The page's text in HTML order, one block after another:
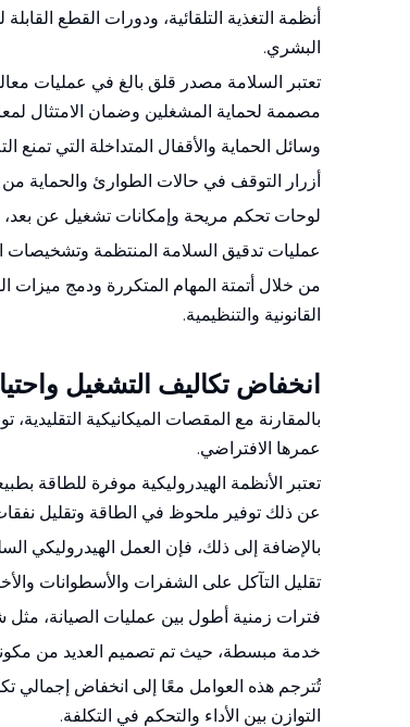
أنظمة التغذية التلقائية، ودورات القطع
البشري.
تعتبر السلامة مصدر قلق بالغ في عمليات
مصممة لحماية المشغلين وضمان الامتثال
وسائل الحماية والأقفال المتداخلة التي
أزرار التوقف في حالات الطوارئ والحماية
لوحات تحكم مريحة وإمكانات تشغيل عن
عمليات تدقيق السلامة المنتظمة وتشخيصات
من خلال أتمتة المهام المتكررة ودمج ميزات
القانونية والتنظيمية.
انخفاض تكاليف التشغيل
بالمقارنة مع المقصات الميكانيكية
عمرها الافتراضي.
تعتبر الأنظمة الهيدروليكية موفرة للطاقة
عن ذلك توفير ملحوظ في الطاقة وتقليل
بالإضافة إلى ذلك، فإن العمل الهيدروليكي
تقليل التآكل على الشفرات والأسطوانات
فترات زمنية أطول بين عمليات الصيانة، مثل
خدمة مبسطة، حيث تم تصميم العديد من
التوازن بين الأداء والتحكم في التكلفة.